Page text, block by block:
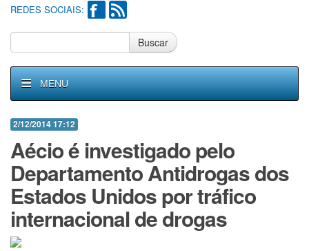
REDES SOCIAIS:
Buscar
MENU
2/12/2014 17:12
Aécio é investigado pelo
Departamento Antidrogas dos
Estados Unidos por tráfico
internacional de drogas